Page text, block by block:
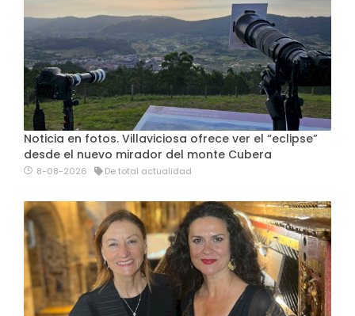
Noticia en fotos. Villaviciosa ofrece ver el “eclipse”
desde el nuevo mirador del monte Cubera
8-08-2026 De total actualidad